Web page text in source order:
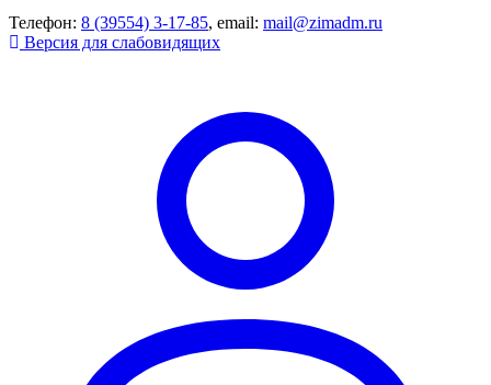
Телефон: 8 (39554) 3-17-85, email: mail@zimadm.ru
Версия для слабовидящих